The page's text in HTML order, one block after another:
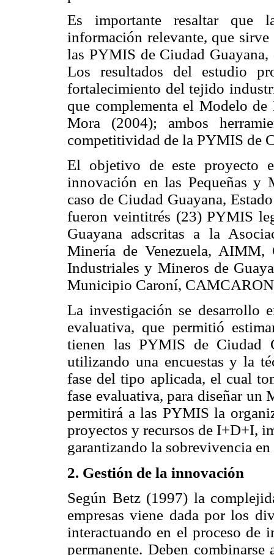
Es importante resaltar que
información relevante, que
las PYMIS de Ciudad
Los resultados del estudio
fortalecimiento del tejido
que complementa el Modelo de
Mora (2004); ambos
competitividad de la PYMIS de
El objetivo de este proyecto
innovación en las Pequeñas y
caso de Ciudad Guayana,
fueron veintitrés (23) PYMIS
Guayana adscritas a la
Minería de Venezuela, AIMM,
Industriales y Mineros de
Municipio Caroní,
La investigación se desarrollo
evaluativa, que permitió
tienen las PYMIS de Ciudad
utilizando una encuestas y la
fase del tipo aplicada, el cual
fase evaluativa, para diseñar un
permitirá a las PYMIS la
proyectos y recursos de I+D+I,
garantizando la sobrevivencia en
2. Gestión de la innovación
Según Betz (1997) la
empresas viene dada por los
interactuando en el proceso de
permanente. Deben